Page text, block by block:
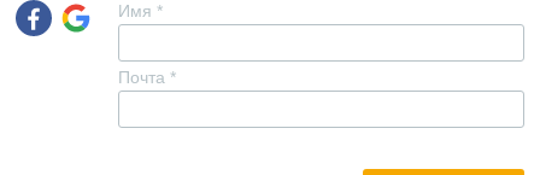
Имя *
Почта *